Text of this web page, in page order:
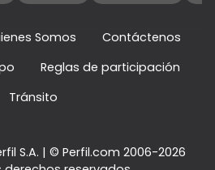
Somos
Contáctenos
Reglas de participación
Tránsito
S.A. | © Perfil.com 2006-2026